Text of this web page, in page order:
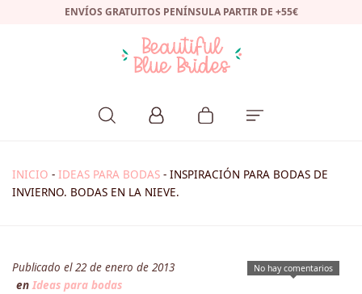
ENVÍOS GRATUITOS PENÍNSULA PARTIR DE +55€
INICIO - IDEAS PARA BODAS - INSPIRACIÓN PARA BODAS DE
INVIERNO. BODAS EN LA NIEVE.
No hay comentarios
Publicado el 22 de enero de 2013
en Ideas para bodas